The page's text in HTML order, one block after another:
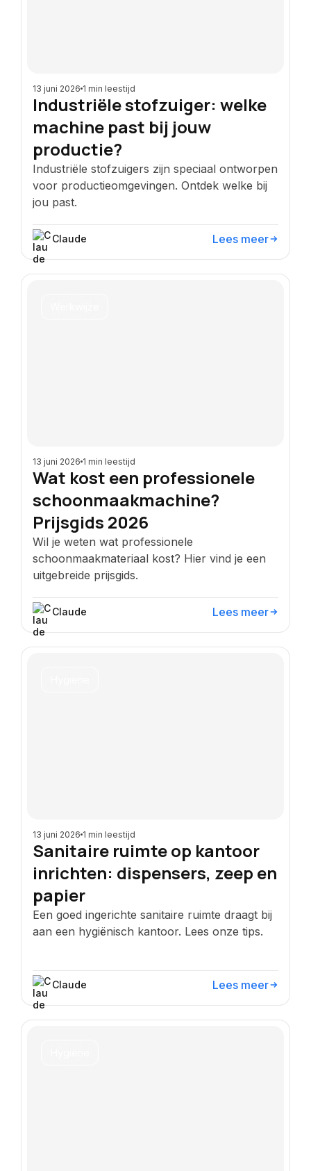
13 juni 2026 1 min leestijd
Industriële stofzuiger: welke
machine past bij jouw
productie?
Industriële stofzuigers zijn speciaal ontworpen
voor productieomgevingen. Ontdek welke bij
jou past.
Claude Lees meer
13 juni 2026 1 min leestijd
Wat kost een professionele
schoonmaakmachine?
Prijsgids 2026
Wil je weten wat professionele
schoonmaakmateriaal kost? Hier vind je een
uitgebreide prijsgids.
Claude Lees meer
13 juni 2026 1 min leestijd
Sanitaire ruimte op kantoor
inrichten: dispensers, zeep en
papier
Een goed ingerichte sanitaire ruimte draagt bij
aan een hygiënisch kantoor. Lees onze tips.
Claude Lees meer